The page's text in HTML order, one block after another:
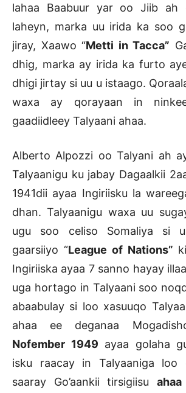
lahaa Baabuur yar oo Jiib ah
laheyn, marka uu irida ka soo
jiray, Xaawo “Metti in Tacca”
dhig, marka ay irida ka furto
dhigi jirtay si uu u istaago.
waxa ay qorayaan in
gaadiidleey Talyaani ahaa.
Alberto Alpozzi oo Talyani ah
Talyaanigu ku jabay Dagaalkii
1941dii ayaa Ingiriisku la
dhan. Talyaanigu waxa uu
ugu soo celiso Somaliya si
gaarsiiyo “League of Nations”
Ingiriiska ayaa 7 sanno hayay
uga hortago in Talyaani soo
abaabulay si loo xasuuqo
ahaa ee deganaa
Nofember 1949 ayaa golaha
isku raacay in Talyaaniga loo
saaray Go’aankii tirsigiisu